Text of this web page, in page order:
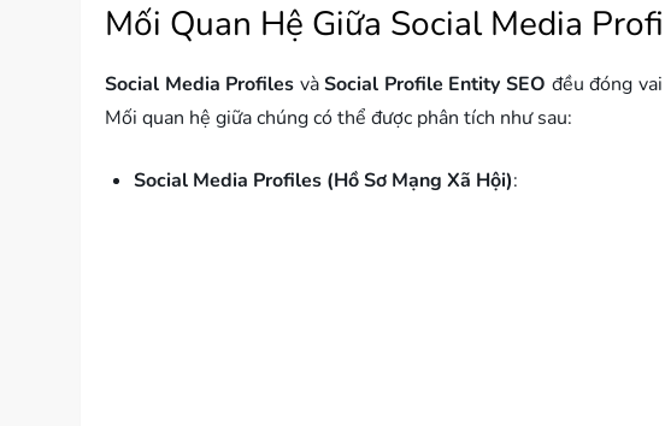
Mối Quan Hệ Giữa Social Media
Social Media Profiles vàSocial Profile Entity SEO đều đóng
Mối quan hệ giữa chúng có thể được phân tích như sau:
Social Media Profiles (Hồ Sơ Mạng Xã Hội):